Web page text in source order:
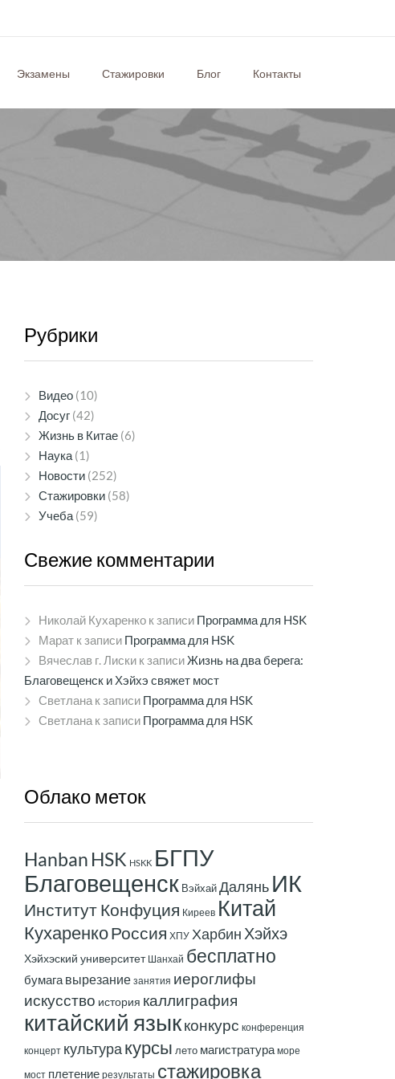
Экзамены Стажировки Блог Контакты
Рубрики
Видео (10)
Досуг (42)
Жизнь в Китае (6)
Наука (1)
Новости (252)
Стажировки (58)
Учеба (59)
Свежие комментарии
Николай Кухаренко к записи Программа для HSK
Марат к записи Программа для HSK
Вячеслав г. Лиски к записиЖизнь на два берега:
Благовещенск и Хэйхэ свяжет мост
Светлана к записи Программа для HSK
Светлана к записи Программа для HSK
Облако меток
Hanban HSK HSKK БГПУ
Благовещенск ВэйхайДалянь ИК
Институт Конфуция Киреев Китай
КухаренкоРоссия ХПУ Харбин Хэйхэ
Хэйхэский университет Шанхай бесплатно
бумага вырезание занятия иероглифы
искусство история каллиграфия
китайский языкконкурс конференция
концерт культура курсы лето магистратура море
мост плетение результаты стажировка